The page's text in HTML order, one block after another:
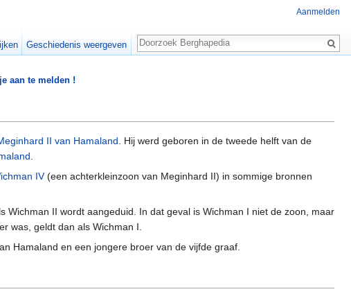
aan te melden !
II van Hamaland. Hij werd geboren in de tweede helft van de
.
IV(een achterkleinzoon van Meginhard II) in sommige bronnen
II wordt aangeduid. In dat geval is Wichman I niet de zoon, maar
was, geldt dan als Wichman I.
Hamaland en een jongere broer van de vijfde graaf.
Aanmelden
Geschiedenis weergeven
Zoeken